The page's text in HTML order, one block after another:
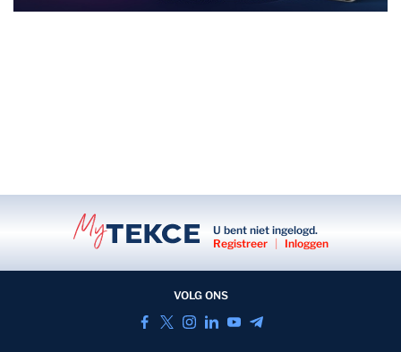
U bent niet ingelogd.
Registreer
| Inloggen
VOLG ONS